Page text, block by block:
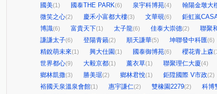
國美(1) 國泰THE PARK(6) 泉宇科博苑(4)
翰陽金墩大
微笑之心(2) 慶禾小富都大樓(3) 文華硯(6)
鉅虹嵐
博識(6) 富貴天下(1) 太子龍(6) 佳泰大崇德(2)
聯聚
謙謙太子(6) 登陽青籟(2) 順天謙華(5) 坤聯發中科匯(6)
精銳萌未來(1) 興大仕園 (1) 國泰御博苑(6) 櫻花青上森
世界都心(9) 大毅京都(1) 薰衣草(1) 聯聚理仁大廈(4)
鄉林凱撒(3) 勝美琚(2) 鄉林君悅(1) 鉅陞國際 V市政(2)
裕國天泉溫泉會館(1) 惠宇謙仁(2) 雙橡園2279(2)
科博